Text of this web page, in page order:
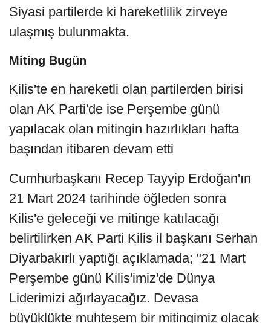
Siyasi partilerde ki hareketlilik zirveye
ulaşmış bulunmakta.
Miting Bugün
Kilis'te en hareketli olan partilerden birisi
olan AK Parti'de ise Perşembe günü
yapılacak olan mitingin hazırlıkları hafta
başından itibaren devam etti
Cumhurbaşkanı Recep Tayyip Erdoğan'ın
21 Mart 2024 tarihinde öğleden sonra
Kilis'e geleceği ve mitinge katılacağı
belirtilirken AK Parti Kilis il başkanı Serhan
Diyarbakırlı yaptığı açıklamada; "21 Mart
Perşembe günü Kilis'imiz'de Dünya
Liderimizi ağırlayacağız. Devasa
büyüklükte muhteşem bir mitingimiz olacak